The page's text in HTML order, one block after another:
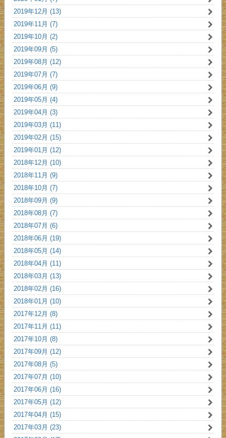
2019年12月 (13)
2019年11月 (7)
2019年10月 (2)
2019年09月 (5)
2019年08月 (12)
2019年07月 (7)
2019年06月 (9)
2019年05月 (4)
2019年04月 (3)
2019年03月 (11)
2019年02月 (15)
2019年01月 (12)
2018年12月 (10)
2018年11月 (9)
2018年10月 (7)
2018年09月 (9)
2018年08月 (7)
2018年07月 (6)
2018年06月 (19)
2018年05月 (14)
2018年04月 (11)
2018年03月 (13)
2018年02月 (16)
2018年01月 (10)
2017年12月 (8)
2017年11月 (11)
2017年10月 (8)
2017年09月 (12)
2017年08月 (5)
2017年07月 (10)
2017年06月 (16)
2017年05月 (12)
2017年04月 (15)
2017年03月 (23)